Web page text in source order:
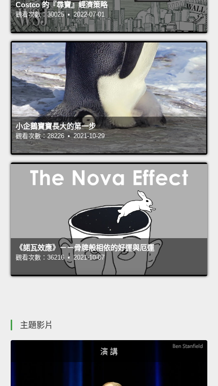
Costco 的『尋寶』經濟策略
觀看次數：30025 • 2022-07-01
小企鵝寶寶長大的第一步
觀看次數：28226 • 2021-10-29
《諾瓦效應》－－骨牌般相依的好運與厄運
觀看次數：36216 • 2021-10-07
主題影片
演 講